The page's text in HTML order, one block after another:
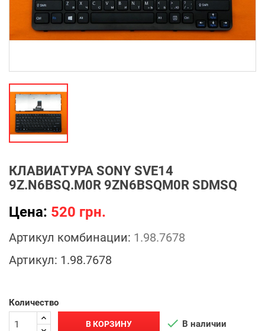
КЛАВИАТУРА SONY SVE14
9Z.N6BSQ.M0R 9ZN6BSQM0R SDMSQ
Цена: 520 грн.
Артикул комбинации: 1.98.7678
Артикул: 1.98.7678
Количество
В КОРЗИНУ  В наличии